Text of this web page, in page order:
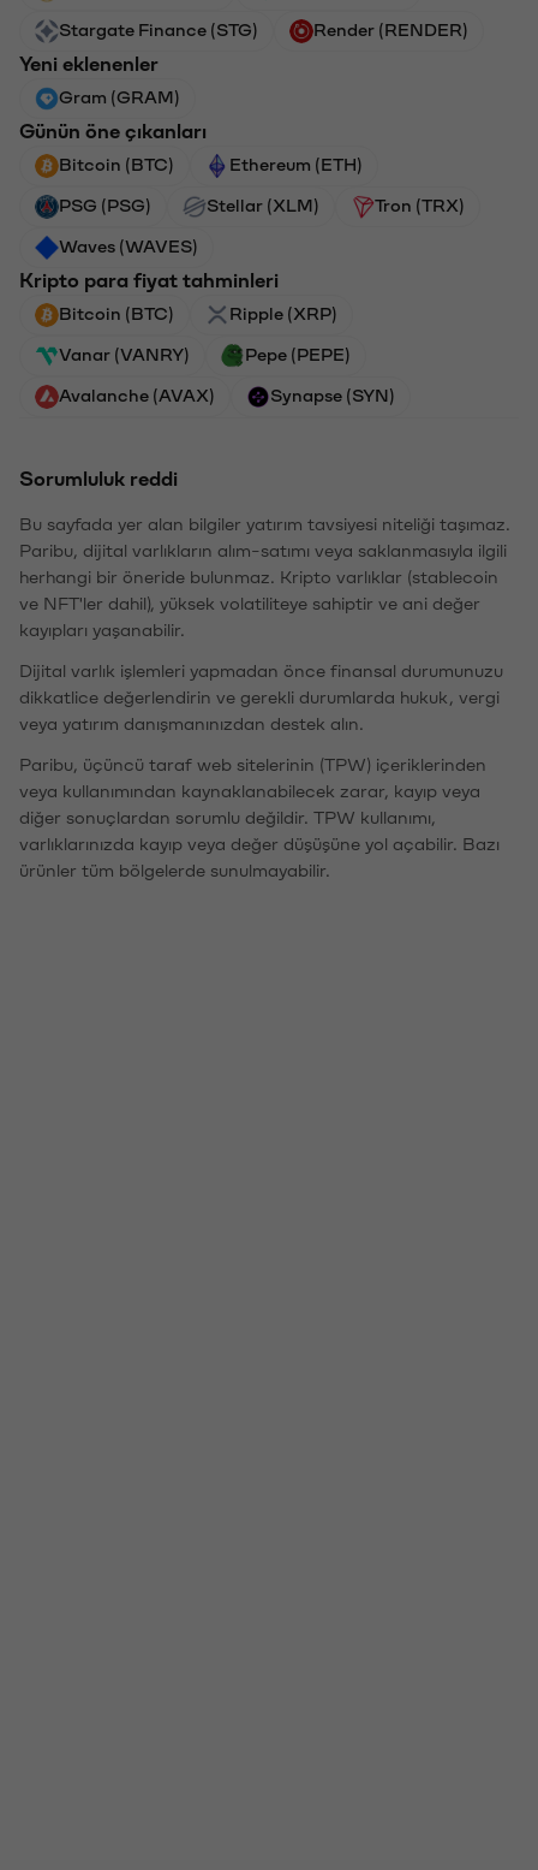
Stargate Finance (STG) Render (RENDER)
Yeni eklenenler
Gram (GRAM)
Günün öne çıkanları
Bitcoin (BTC) Ethereum (ETH)
PSG (PSG) Stellar (XLM) Tron (TRX)
Waves (WAVES)
Kripto para fiyat tahminleri
Bitcoin (BTC) Ripple (XRP)
Vanar (VANRY) Pepe (PEPE)
Avalanche (AVAX) Synapse (SYN)
Sorumluluk reddi
Bu sayfada yer alan bilgiler yatırım tavsiyesi niteliği taşımaz.
Paribu, dijital varlıkların alım-satımı veya saklanmasıyla ilgili
herhangi bir öneride bulunmaz. Kripto varlıklar (stablecoin
ve NFT'ler dahil), yüksek volatiliteye sahiptir ve ani değer
kayıpları yaşanabilir.
Dijital varlık işlemleri yapmadan önce finansal durumunuzu
dikkatlice değerlendirin ve gerekli durumlarda hukuk, vergi
veya yatırım danışmanınızdan destek alın.
Paribu, üçüncü taraf web sitelerinin (TPW) içeriklerinden
veya kullanımından kaynaklanabilecek zarar, kayıp veya
diğer sonuçlardan sorumlu değildir. TPW kullanımı,
varlıklarınızda kayıp veya değer düşüşüne yol açabilir. Bazı
ürünler tüm bölgelerde sunulmayabilir.